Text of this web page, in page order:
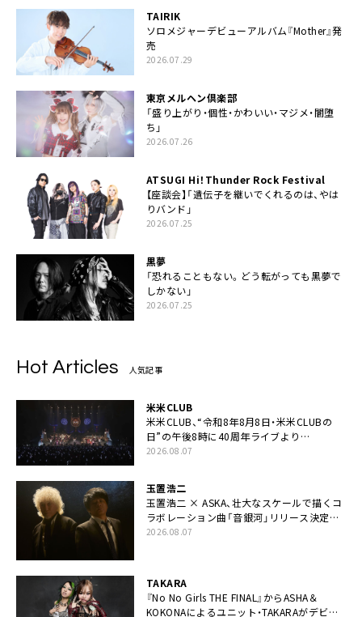
TAIRIK
ソロメジャーデビューアルバム『Mother』発
売
2026.07.29
東京メルヘン倶楽部
「盛り上がり・個性・かわいい・マジメ・闇堕
ち」
2026.07.26
ATSUGI Hi！Thunder Rock Festival
【座談会】「遺伝子を継いでくれるのは、やは
りバンド」
2026.07.25
黒夢
「恐れることもない。どう転がっても黒夢で
しかない」
2026.07.25
Hot Articles 人気記事
米米CLUB
米米CLUB、“令和8年8月8日・米米CLUBの
日”の午後8時に40周年ライブより
「FANtachy medley」を88年限定公開
2026.08.07
玉置浩二
玉置浩二 × ASKA、壮大なスケールで描くコ
ラボレーション曲「音銀河」リリース決定。
カップリングには新曲「命の宿り」収録も
2026.08.07
TAKARA
『No No Girls THE FINAL』からASHA＆
KOKONAによるユニット・TAKARAがデビュ